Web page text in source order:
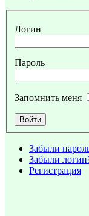
Логин
Пароль
Запомнить меня
Забыли
Забыли
Регистрация